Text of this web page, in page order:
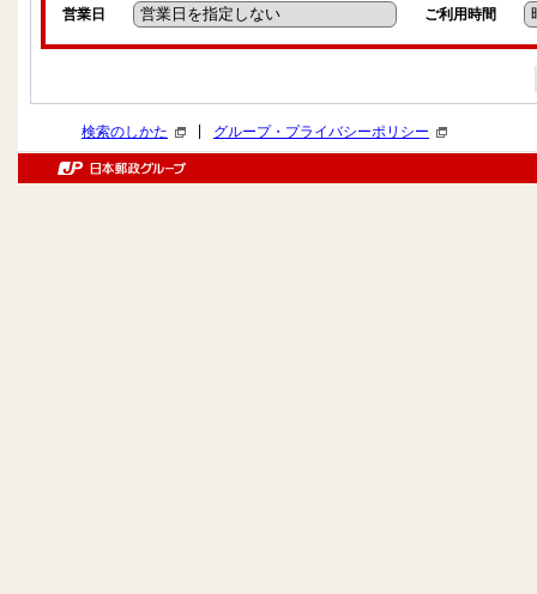
営業日 ご利用時間
検索のしかた グループ・プライバシーポリシー